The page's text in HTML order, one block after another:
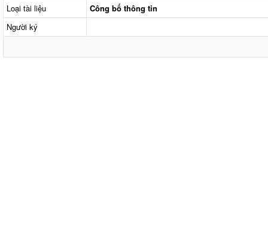
Loại tài liệu
Công bố thông tin
Người ký